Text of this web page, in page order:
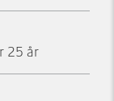
25 år